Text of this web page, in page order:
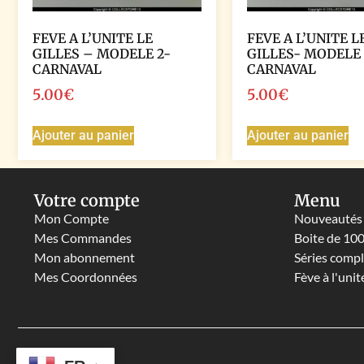
FEVE A L’UNITE LE
GILLES – MODELE 2-
CARNAVAL
5.00€
Ajouter au panier
FEVE A L’UNITE
GILLES- MODELE
CARNAVAL
5.00€
Ajouter au panier
Votre compte
Mon Compte
Mes Commandes
Mon abonnement
Mes Coordonnées
Menu
Nouveautés
Boite de 100
Séries
Fève à